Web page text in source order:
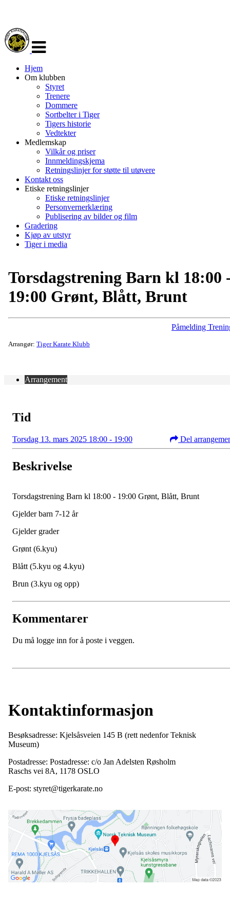
navigasjon
Hjem
Om klubben
Styret
Trenere
Dommere
Sortbelter i Tiger
Tigers historie
Vedtekter
Medlemskap
Vilkår og priser
Innmeldingskjema
Retningslinjer for støtte til utøvere
Kontakt oss
Etiske retningslinjer
Etiske retningslinjer
Personvernerklæring
Publisering av bilder og film
Gradering
Kjøp av utstyr
Tiger i media
Torsdagstrening Barn kl 18:00
19:00 Grønt, Blått, Brunt
Arrangør: Tiger Karate Klubb
Påmelding
Arrangement
Tid
Torsdag 13. mars 2025 18:00 - 19:00 Del
Beskrivelse
Torsdagstrening Barn kl 18:00 - 19:00 Grønt, Blått, Brunt
Gjelder barn 7-12 år
Gjelder grader
Grønt (6.kyu)
Blått (5.kyu og 4.kyu)
Brun (3.kyu og opp)
Kommentarer
Du må logge inn for å poste i veggen.
Kontaktinformasjon
Besøksadresse: Kjelsåsveien 145 B (rett nedenfor Teknisk
Museum)
Postadresse: Postadresse: c/o Jan Adelsten Røsholm
Raschs vei 8A, 1178 OSLO
E-post: styret@tigerkarate.no